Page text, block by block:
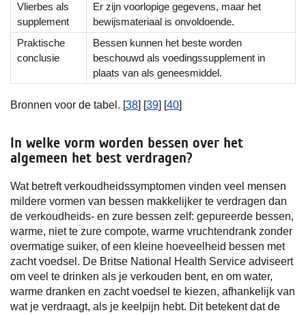
Vlierbes als
supplement
Er zijn voorlopige gegevens, maar het
bewijsmateriaal is onvoldoende.
Praktische
conclusie
Bessen kunnen het beste worden
beschouwd als voedingssupplement in
plaats van als geneesmiddel.
Bronnen voor de tabel. [38] [39] [40]
In welke vorm worden bessen over het
algemeen het best verdragen?
Wat betreft verkoudheidssymptomen vinden veel mensen
mildere vormen van bessen makkelijker te verdragen dan
de verkoudheids- en zure bessen zelf: gepureerde bessen,
warme, niet te zure compote, warme vruchtendrank zonder
overmatige suiker, of een kleine hoeveelheid bessen met
zacht voedsel. De Britse National Health Service adviseert
om veel te drinken als je verkouden bent, en om water,
warme dranken en zacht voedsel te kiezen, afhankelijk van
wat je verdraagt, als je keelpijn hebt. Dit betekent dat de